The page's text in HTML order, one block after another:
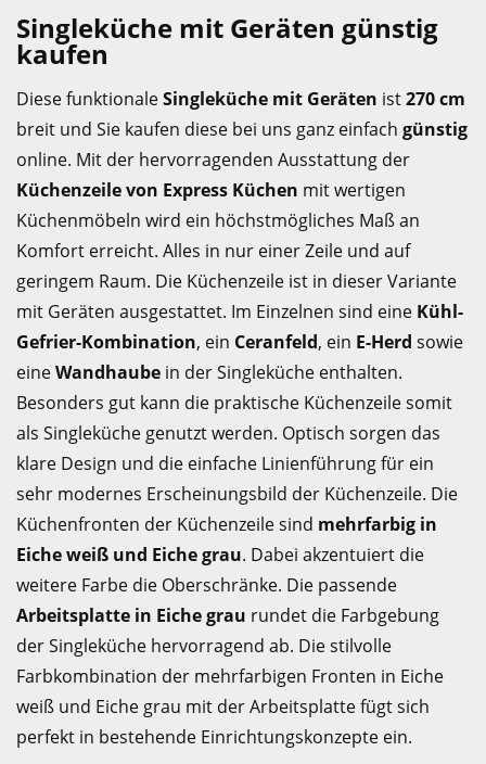
Singleküche mit Geräten günstig
kaufen
Diese funktionaleSingleküche mit Geräten ist270 cm
breit und Sie kaufen diese bei uns ganz einfach günstig
online. Mit der hervorragenden Ausstattung der
Küchenzeile von Express Küchen mit wertigen
Küchenmöbeln wird ein höchstmögliches Maß an
Komfort erreicht. Alles in nur einer Zeile und auf
geringem Raum. Die Küchenzeile ist in dieser Variante
mit Geräten ausgestattet. Im Einzelnen sind eine Kühl-
Gefrier-Kombination, ein Ceranfeld, ein E-Herd sowie
eineWandhaube in der Singleküche enthalten.
Besonders gut kann die praktische Küchenzeile somit
als Singleküche genutzt werden. Optisch sorgen das
klare Design und die einfache Linienführung für ein
sehr modernes Erscheinungsbild der Küchenzeile. Die
Küchenfronten der Küchenzeile sind mehrfarbig in
Eiche weiß und Eiche grau. Dabei akzentuiert die
weitere Farbe die Oberschränke. Die passende
Arbeitsplatte in Eiche grau rundet die Farbgebung
der Singleküche hervorragend ab. Die stilvolle
Farbkombination der mehrfarbigen Fronten in Eiche
weiß und Eiche grau mit der Arbeitsplatte fügt sich
perfekt in bestehende Einrichtungskonzepte ein.